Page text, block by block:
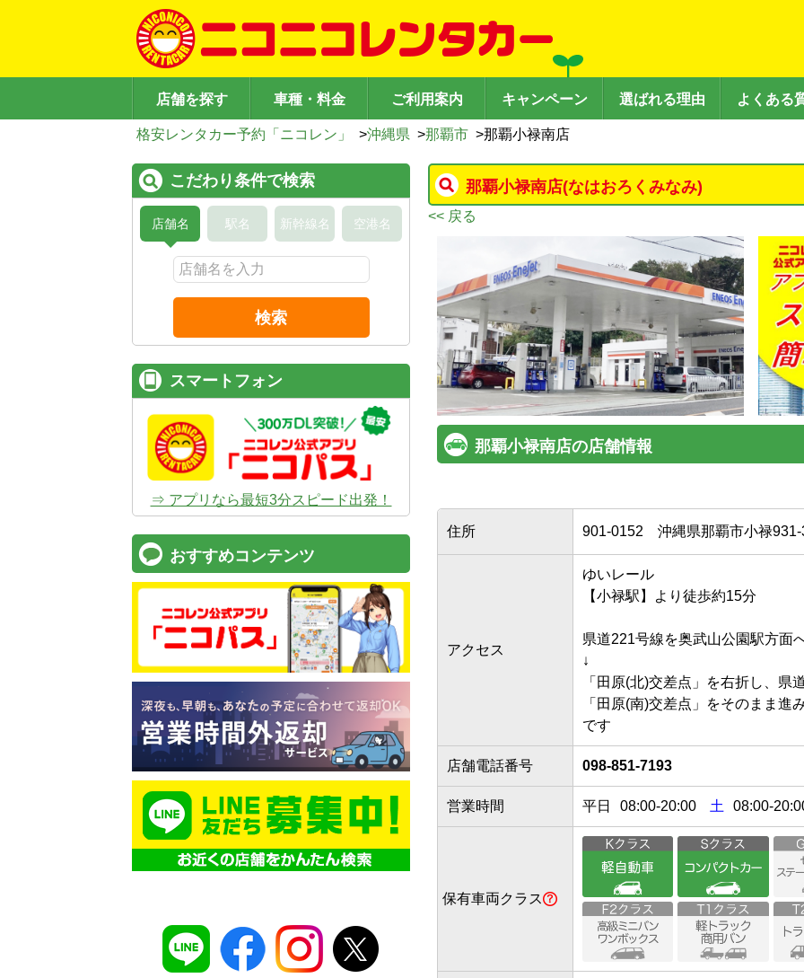
店舗を探す 車種・料金 ご利用案内 キャンペーン 選ばれる理由 よくある
格安レンタカー予約「ニコレン」 >沖縄県 >那覇市 >那覇小禄南店
那覇小禄南店(なはおろくみなみ)
<< 戻る
那覇小禄南店の店舗情報
住所 901-0152 沖縄県那覇市小禄931-
アクセス
ゆいレール
【小禄駅】より徒歩約15分
県道221号線を奥武山公園駅方面
↓
「田原(北)交差点」を右折し、県
「田原(南)交差点」をそのまま
です
店舗電話番号 098-851-7193
営業時間 平日 08:00-20:00 土 08:00-
保有車両クラス
こだわり条件で検索
店舗名 駅名 新幹線名 空港名
検索
スマートフォン
⇒ アプリなら最短3分スピード出発！
おすすめコンテンツ